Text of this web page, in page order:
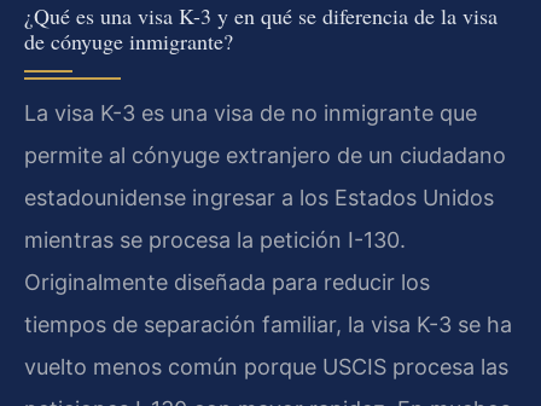
¿Qué es una visa K-3 y en qué se diferencia de la visa
de cónyuge inmigrante?
La visa K-3 es una visa de no inmigrante que
permite al cónyuge extranjero de un ciudadano
estadounidense ingresar a los Estados Unidos
mientras se procesa la petición I-130.
Originalmente diseñada para reducir los
tiempos de separación familiar, la visa K-3 se ha
vuelto menos común porque USCIS procesa las